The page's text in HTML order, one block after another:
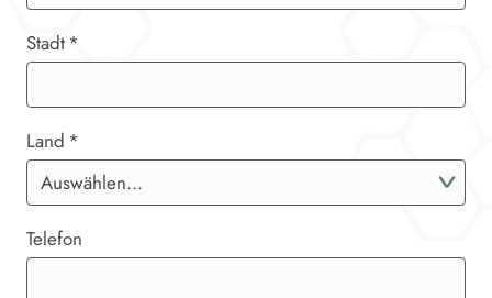
Stadt
Land
Telefon